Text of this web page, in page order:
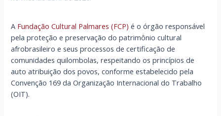
A Fundação Cultural Palmares (FCP) é o órgão responsável
pela proteção e preservação do patrimônio cultural
afrobrasileiro e seus processos de certificação de
comunidades quilombolas, respeitando os princípios de
auto atribuição dos povos, conforme estabelecido pela
Convenção 169 da Organização Internacional do Trabalho
(OIT).